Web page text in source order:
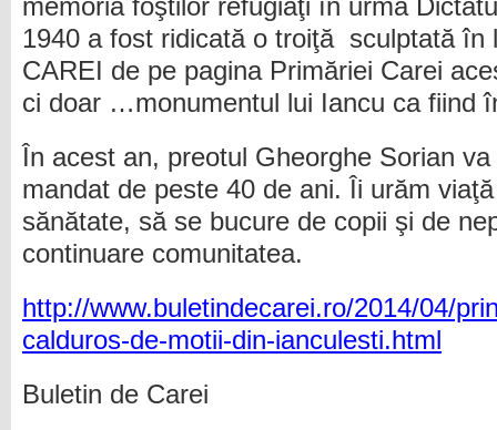
memoria foştilor refugiaţi în urma
1940 a fost ridicată o troiţă sculptată în
CAREI de pe pagina Primăriei Carei
ci doar …monumentul lui Iancu ca fiind
În acest an, preotul Gheorghe Sorian
mandat de peste 40 de ani. Îi urăm
sănătate, să se bucure de copii şi de
continuare comunitatea.
http://www.buletindecarei.ro/2014/04/
calduros-de-motii-din-ianculesti.html
Buletin de Carei